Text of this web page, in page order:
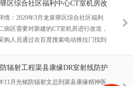
修补。
，成立于1998年，设有科室：骨科、功
放射科、急诊科、内科、康复科、肛肠
醉科、神经科、妇科、五官科、检验
症医学科等44个科室。医疗设备齐全，
“文明单位”、崇州市“
区综合社区福利中心CT室机房改
情：2020年3月龙泉驿区综合社区福利
病区需要对新建的CT室机房进行改造，
购人员通过在百度搜索电动推拉门找到
场查看场地。
辐射工程渠县康缘DR室射线防护
目
11月光铭防辐射文总到渠县康缘精神医